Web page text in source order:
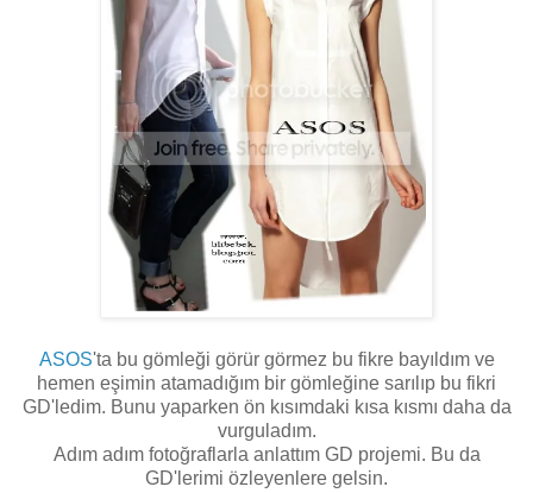
ASOS'ta bu gömleği görür görmez bu fikre bayıldım ve
hemen eşimin atamadığım bir gömleğine sarılıp bu fikri
GD'ledim. Bunu yaparken ön kısımdaki kısa kısmı daha da
vurguladım.
Adım adım fotoğraflarla anlattım GD projemi. Bu da
GD'lerimi özleyenlere gelsin.